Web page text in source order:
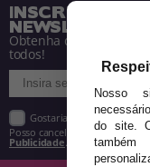
INSCREVA-SE
NEWSLETTER
Obtenha descontos e
todos!
Gostaria de receber
Posso cancelar a inscrição a
Publicidade
Nosso
do site.